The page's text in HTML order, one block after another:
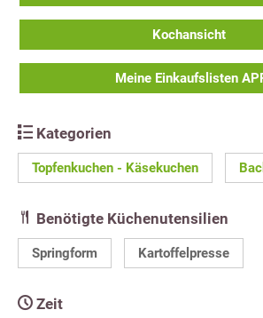
Kochansicht
Meine Einkaufslisten
Kategorien
Topfenkuchen - Käsekuchen
Benötigte Küchenutensilien
Springform Kartoffelpresse
Zeit